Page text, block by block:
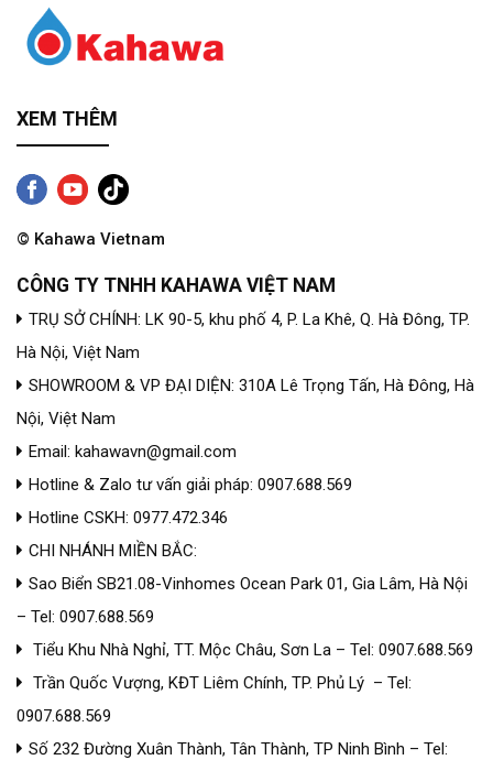
XEM THÊM
© Kahawa Vietnam
CÔNG TY TNHH KAHAWA VIỆT NAM
TRỤ SỞ CHÍNH: LK 90-5, khu phố 4, P. La Khê, Q. Hà Đông, TP.
Hà Nội, Việt Nam
SHOWROOM & VP ĐẠI DIỆN: 310A Lê Trọng Tấn, Hà Đông, Hà
Nội, Việt Nam
Email: kahawavn@gmail.com
Hotline & Zalo tư vấn giải pháp: 0907.688.569
Hotline CSKH: 0977.472.346
CHI NHÁNH MIỀN BẮC:
Sao Biển SB21.08-Vinhomes Ocean Park 01, Gia Lâm, Hà Nội
– Tel: 0907.688.569
Tiểu Khu Nhà Nghỉ, TT. Mộc Châu, Sơn La – Tel: 0907.688.569
Trần Quốc Vượng, KĐT Liêm Chính, TP. Phủ Lý – Tel:
0907.688.569
Số 232 Đường Xuân Thành, Tân Thành, TP Ninh Bình – Tel: